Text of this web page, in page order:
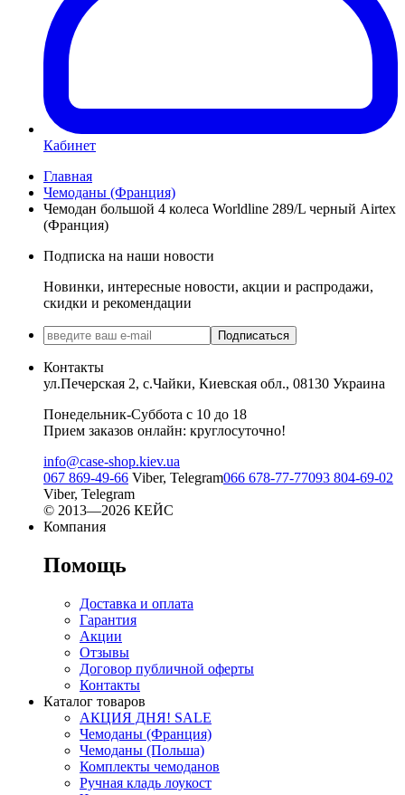
Кабинет
Главная
Чемоданы (Франция)
Чемодан большой 4 колеса Worldline 289/L черный Airtex
(Франция)
Подписка на наши новости
Новинки, интересные новости, акции и распродажи,
скидки и рекомендации
Подписаться
Контакты
ул.Печерская 2, с.Чайки, Киевская обл., 08130 Украина
Понедельник-Суббота с 10 до 18
Прием заказов онлайн: круглосуточно!
info@case-shop.kiev.ua
067 869-49-66 Viber, Telegram066 678-77-77093 804-69-02
Viber, Telegram
© 2013—2026 КЕЙС
Компания
Помощь
Доставка и оплата
Гарантия
Акции
Отзывы
Договор публичной оферты
Контакты
Каталог товаров
АКЦИЯ ДНЯ! SALE
Чемоданы (Франция)
Чемоданы (Польша)
Комплекты чемоданов
Ручная кладь лоукост